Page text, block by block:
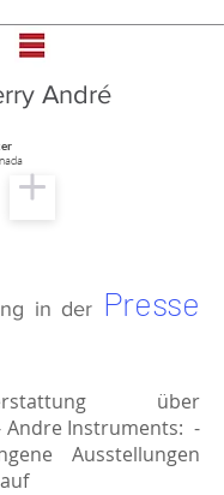
André
in der Presse
über
Andre Instruments: -
Ausstellungen